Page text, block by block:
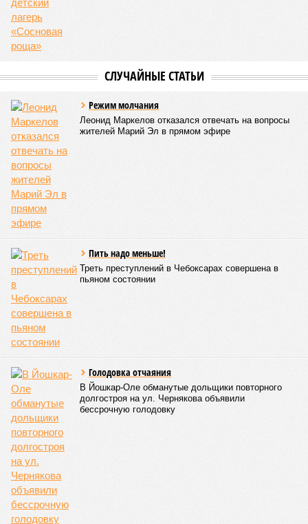
Все лагеря перед началом работы смен прошли
обязательную обработку территорий против клещей,
грызунов и насекомых. Питание в учреждениях
обеспечивают 21 оператор, причём в отношении каждого из
предложений, направленных на обеспечение санитарно-
эпидемиологического благополучия детей в летних лагерях
и на повышение действенности самой системы
оздоровления. В качестве основного приоритета было
выделено обеспечение оздоровительных учреждений
качественными пищевыми продуктами, а детей –
полноценным и сбалансированным питанием. Все лагеря в
обязательном порядке должны располагать санитарно-
эпидемиологическим заключением (СЭЗ), которое
подтверждает соответствие учреждения требованиям
действующего СЭЗ является основанием для запрета на
функционирование оздоровительной организации. Кроме
того, участники заседания обратили внимание на
необходимость постоянного контроля за поставщиками
продуктов и организаторами питания, за своевременным
исполнением ранее выданных предписаний по устранению
нарушений, а также за соблюдением сроков прохождения
персоналом.
Александра Иванова
Опубликовано:
Отредактировано: